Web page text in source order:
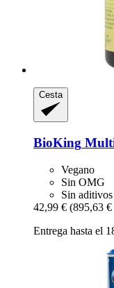
Cesta
BioKing
Vegano
Sin OMG
Sin
42,99 € (895,63
Entrega hasta el